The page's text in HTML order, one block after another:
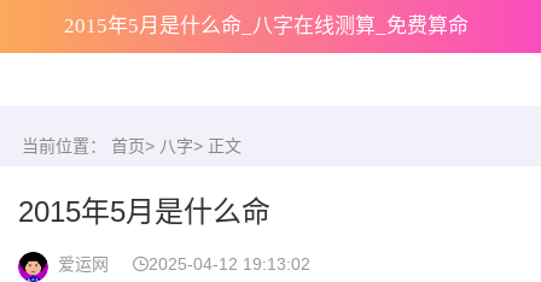
2015年5月是什么命_八字在线测算_免费算命
当前位置： 首页> 八字> 正文
2015年5月是什么命
爱运网 2025-04-12 19:13:02